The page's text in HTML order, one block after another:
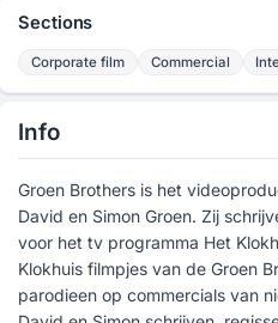
Sections
Corporate film Commercial
Info
Groen Brothers is het
David en Simon Groen. Zij
voor het tv programma Het
Klokhuis filmpjes van de Groen
parodieen op commercials van